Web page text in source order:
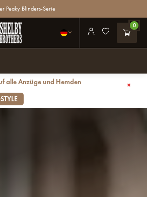
Peaky Blinders-Serie
0
alle Anzüge und Hemden